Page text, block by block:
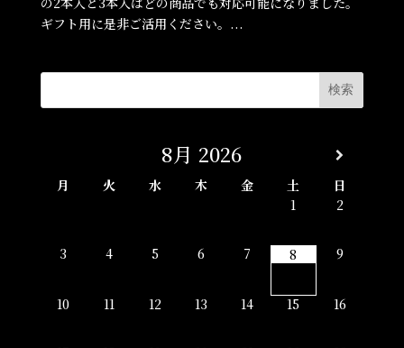
ギフト用に是非ご活用ください。...
8月 2026
月 火 水 木 金 土
日
1
2
3 4 5 6 7 8 9
10 11 12 13 14 15 16